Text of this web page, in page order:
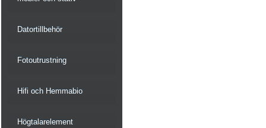
Datortillbehör
Fotoutrustning
Hifi och Hemmabio
Högtalarelement